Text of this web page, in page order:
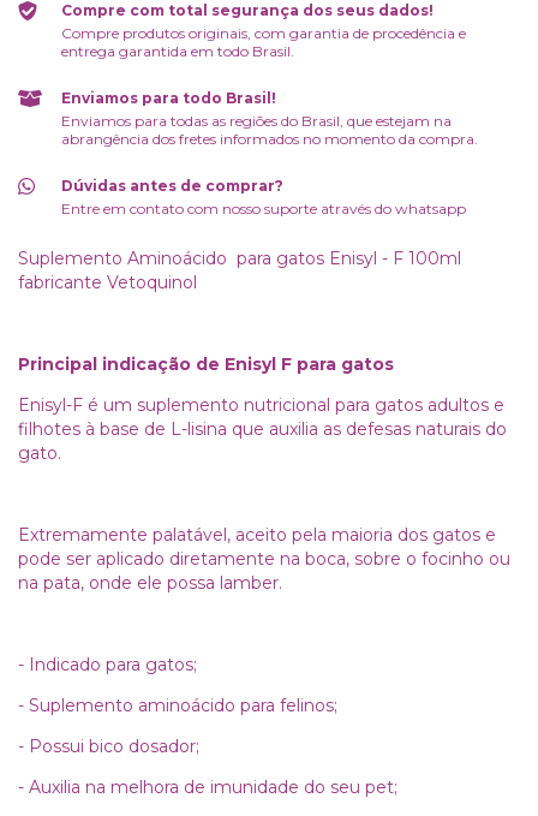
Compre com total segurança dos seus dados!
Compre produtos originais, com garantia de procedência e
entrega garantida em todo Brasil.
Enviamos para todo Brasil!
Enviamos para todas as regiões do Brasil, que estejam na
abrangência dos fretes informados no momento da compra.
Dúvidas antes de comprar?
Entre em contato com nosso suporte através do whatsapp
Suplemento Aminoácido para gatos Enisyl - F 100ml
fabricante Vetoquinol
Principal indicação de Enisyl F para gatos
Enisyl-F é um suplemento nutricional para gatos adultos e
filhotes à base de L-lisina que auxilia as defesas naturais do
gato.
Extremamente palatável, aceito pela maioria dos gatos e
pode ser aplicado diretamente na boca, sobre o focinho ou
na pata, onde ele possa lamber.
- Indicado para gatos;
- Suplemento aminoácido para felinos;
- Possui bico dosador;
- Auxilia na melhora de imunidade do seu pet;